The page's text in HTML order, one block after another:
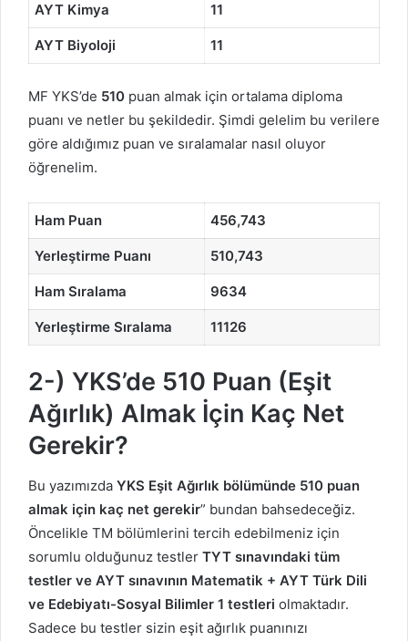
AYT Kimya 11
AYT Biyoloji 11
MF YKS’de 510 puan almak için ortalama diploma
puanı ve netler bu şekildedir. Şimdi gelelim bu verilere
göre aldığımız puan ve sıralamalar nasıl oluyor
öğrenelim.
Ham Puan 456,743
Yerleştirme Puanı 510,743
Ham Sıralama 9634
Yerleştirme Sıralama 11126
2-) YKS’de 510 Puan (Eşit
Ağırlık) Almak İçin Kaç Net
Gerekir?
Bu yazımızda YKS Eşit Ağırlık bölümünde 510 puan
almak için kaç net gerekir” bundan bahsedeceğiz.
Öncelikle TM bölümlerini tercih edebilmeniz için
sorumlu olduğunuz testler TYT sınavındaki tüm
testler ve AYT sınavının Matematik + AYT Türk Dili
ve Edebiyatı-Sosyal Bilimler 1 testleri olmaktadır.
Sadece bu testler sizin eşit ağırlık puanınızı